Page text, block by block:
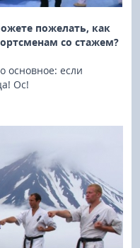
пожелать, как
со стажем?
основное: если
Ос!